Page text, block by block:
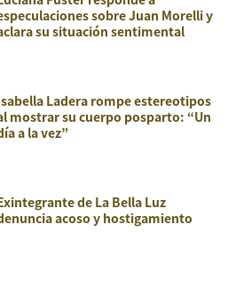
sobre Juan Morelli y
su situación sentimental
Ladera rompe estereotipos
mostrar su cuerpo posparto: “Un
a la vez”
de La Bella Luz
acoso y hostigamiento